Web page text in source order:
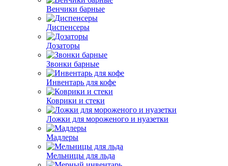
Венчики барные
Диспенсеры
Дозаторы
Звонки барные
Инвентарь для кофе
Коврики и стеки
Ложки для мороженого и нуазетки
Мадлеры
Мельницы для льда